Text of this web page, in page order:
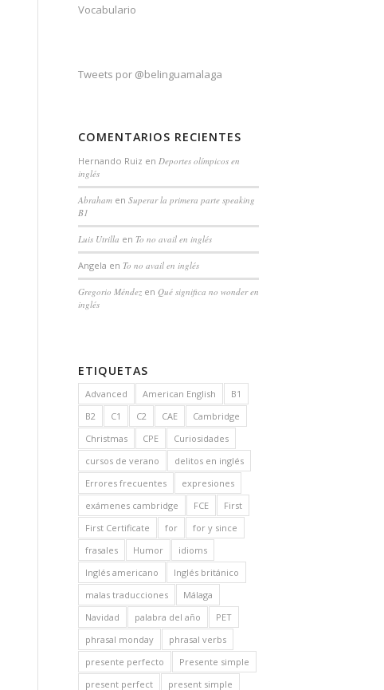
Vocabulario
Tweets por @belinguamalaga
COMENTARIOS RECIENTES
Hernando Ruiz en Deportes olímpicos en
inglés
Abrahamen Superar la primera parte speaking
B1
Luis Utrilla en To no avail en inglés
Angela en To no avail en inglés
Gregorio Méndezen Qué significa no wonder en
inglés
ETIQUETAS
Advanced American English
B1
B2
C1 C2 CAE
Cambridge
Christmas
CPE
Curiosidades
cursos de verano
delitos en inglés
Errores frecuentes
expresiones
exámenes cambridge
FCE
First
First Certificate
for
for y since
frasales
Humor
idioms
Inglés americano
Inglés británico
malas traducciones
Málaga
Navidad
palabra del año
PET
phrasal monday
phrasal verbs
presente perfecto
Presente simple
present perfect
present simple